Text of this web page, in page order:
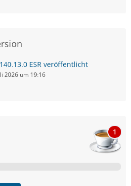
ESR veröffentlicht
2026 um 19:16
1